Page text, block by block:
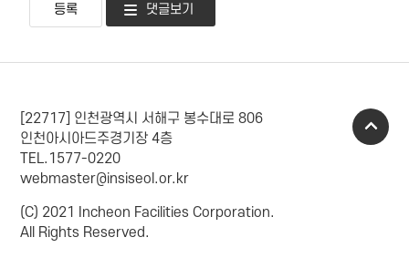
댓글보기
[22717] 인천광역시 서해구 봉수대로 806
인천아시아드주경기장 4층
TEL.1577-0220
webmaster@insiseol.or.kr
(C) 2021 Incheon Facilities Corporation.
All Rights Reserved.